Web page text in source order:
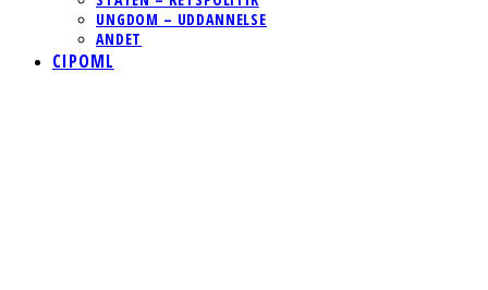
UNGDOM – UDDANNELSE
ANDET
CIPOML